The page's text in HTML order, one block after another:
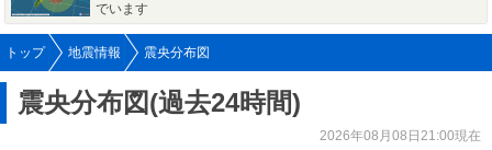
でいます
トップ 地震情報 震央分布図
震央分布図(過去24時間)
2026年08月08日21:00現在